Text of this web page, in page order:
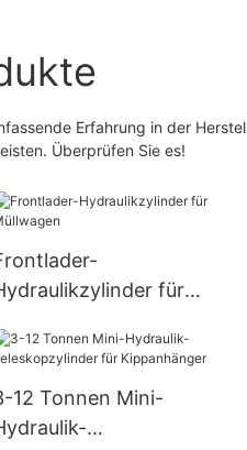
Erfahrung in der
Überprüfen Sie es!
für
12 Tonnen Mini-